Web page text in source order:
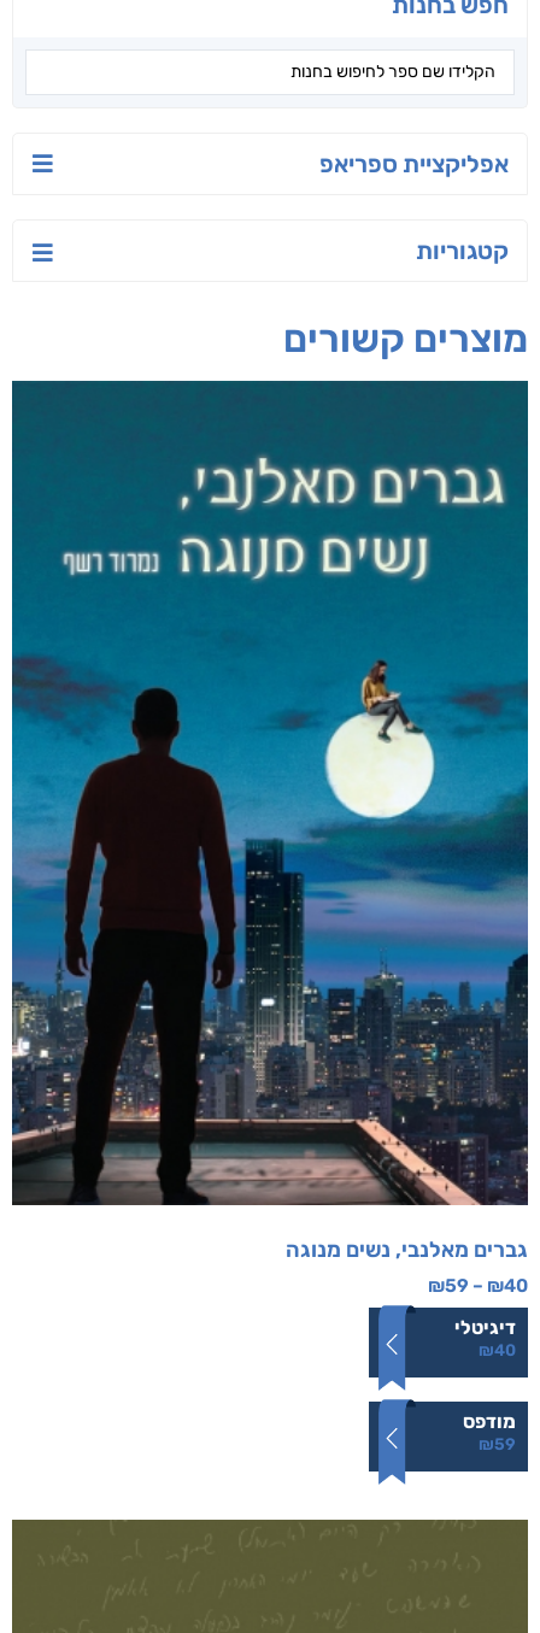
אפליקציית ספריאפ
קטגוריות
מוצרים קשורים
גברים מאלנבי, נשים מנוגה
₪40
–
₪59
דיגיטלי
₪40
מודפס
₪59